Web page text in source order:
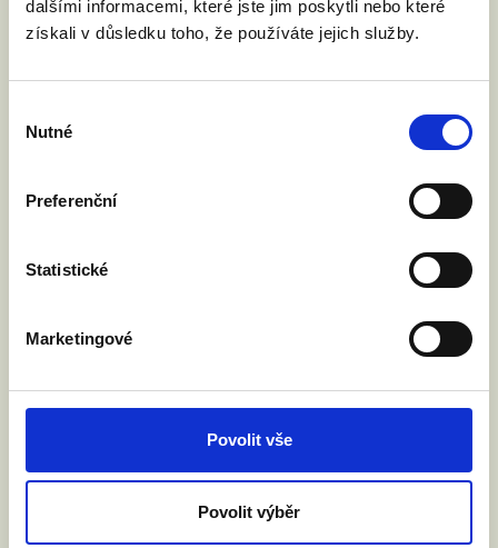
dalšími informacemi, které jste jim poskytli nebo které
získali v důsledku toho, že používáte jejich služby.
souhlasu
Nutné
Preferenční
Statistické
Marketingové
Povolit vše
Povolit výběr
SPRAVEDLNOSTI: DĚTI NESMÍ NA
HRANICÍCH ZTRÁCET SVÉ RODIČE
návrhu nařízení o přeshraničním uznávání
rodičovství. Nejde o uznávání zahraničních
práv. Vyzvali jsme ministra spravedlnosti
Jeronýma Tejce, aby Česká republika návrh